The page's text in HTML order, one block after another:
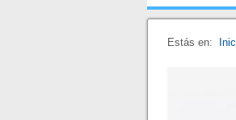
Estás en: